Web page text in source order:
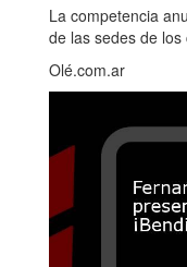
La competencia
de las sedes de
Olé.com.ar